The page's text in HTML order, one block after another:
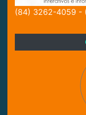
(84) 3262-4059 -